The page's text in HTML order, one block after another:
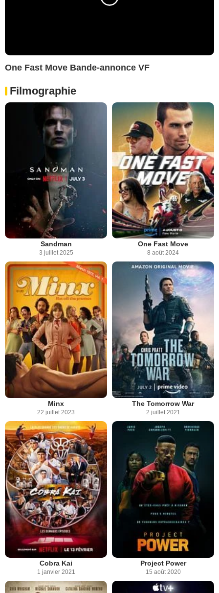
One Fast Move Bande-annonce VF
Filmographie
Sandman
3 juillet 2025
One Fast Move
8 août 2024
Minx
22 juillet 2023
The Tomorrow War
2 juillet 2021
Cobra Kai
1 janvier 2021
Project Power
15 août 2020